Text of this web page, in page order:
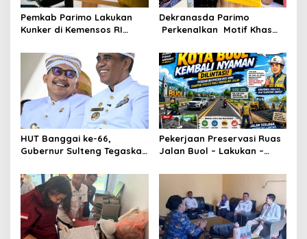
s
Pemkab Parimo Lakukan
Kunker di Kemensos RI
Parimo
Dekranasda Parimo
Perkenalkan Motif Khas
Saga di HUT ke-46
Dekranas
HUT Banggai ke-66,
Gubernur Sulteng Tegaskan
Kemajuan Daerah
Pekerjaan Preservasi Ruas
Jalan Buol – Lakukan –
Rampung Warga Buol
Sangat Legah